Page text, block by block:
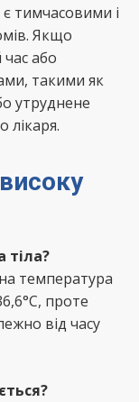
є тимчасовими і
Якщо
або
такими як
утруднене
лікаря.
температура
проте
від часу